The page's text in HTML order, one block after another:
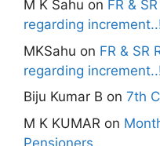
M K Sahu on FR &
regarding
MKSahu on FR & SR
regarding
Biju Kumar B on 7th
M K KUMAR on
Pensioners